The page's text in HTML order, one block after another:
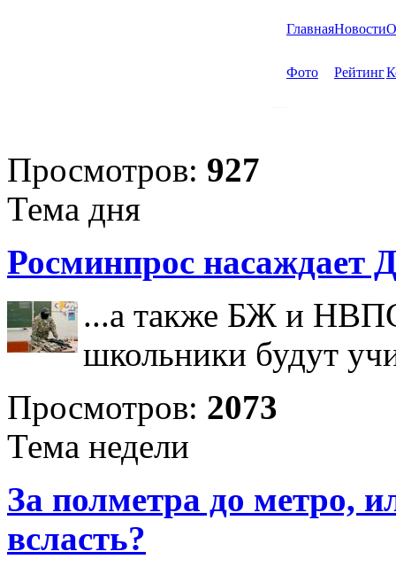
ГлавнаяНовости
Фото Рейтинг
Просмотров: 927
Тема дня
Росминпрос насаждает
...а также БЖ и НВПС
школьники будут
Просмотров: 2073
Тема недели
За полметра до метро,
всласть?